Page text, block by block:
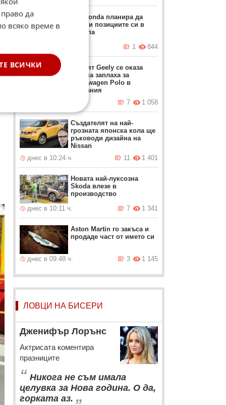
Как Honda планира да
засили позициите си в
Европа
844
1
Новият Geely се оказа
реална заплаха за
Volkswagen Polo в
Германия
1 058
7
Създателят на най-
грозната японска кола ще
ръководи дизайна на
Nissan
днес в 10:24 ч.
1 401
11
Новата най-луксозна
Skoda влезе в
производство
днес в 10:11 ч.
1 341
7
Aston Martin го закъса и
продаде част от името си
днес в 09:48 ч. 1 145
3
ЛОВЦИ НА БИСЕРИ
Дженифър Лорънс
Актрисата коментира
празниците
“ Никога не съм имала
целувка за Нова година. О да,
горката аз. „
да
всяко време в
ВСИЧКИ